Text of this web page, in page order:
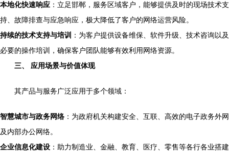
本地化快速响应 ：立足邯郸，服务区域客户，能够提供及时的现场技术支
持、故障排查与应急响应，极大降低了客户的网络运营风险。
持续的技术支持与培训
：为客户提供设备维保、软件升级、技术咨询以及
必要的操作培训，确保客户团队能够有效利用网络资源。
三、 应用场景与价值体现
其产品与服务广泛应用于多个领域：
智慧城市与政务网络 ：为政府机关构建安全、互联、高效的电子政务外网
及内部办公网络。
企业信息化建设 ：助力制造业、金融、教育、医疗、零售等各行各业搭建